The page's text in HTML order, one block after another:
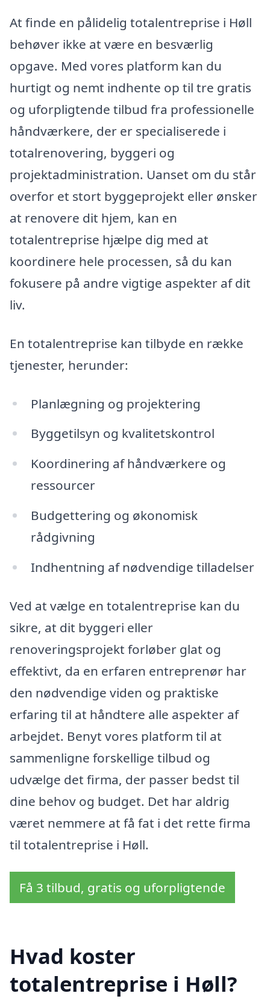
At finde en pålidelig totalentreprise i Høll
behøver ikke at være en besværlig
opgave. Med vores platform kan du
hurtigt og nemt indhente op til tre gratis
og uforpligtende tilbud fra professionelle
håndværkere, der er specialiserede i
totalrenovering, byggeri og
projektadministration. Uanset om du står
overfor et stort byggeprojekt eller ønsker
at renovere dit hjem, kan en
totalentreprise hjælpe dig med at
koordinere hele processen, så du kan
fokusere på andre vigtige aspekter af dit
liv.
En totalentreprise kan tilbyde en række
tjenester, herunder:
Planlægning og projektering
Byggetilsyn og kvalitetskontrol
Koordinering af håndværkere og
ressourcer
Budgettering og økonomisk
rådgivning
Indhentning af nødvendige tilladelser
Ved at vælge en totalentreprise kan du
sikre, at dit byggeri eller
renoveringsprojekt forløber glat og
effektivt, da en erfaren entreprenør har
den nødvendige viden og praktiske
erfaring til at håndtere alle aspekter af
arbejdet. Benyt vores platform til at
sammenligne forskellige tilbud og
udvælge det firma, der passer bedst til
dine behov og budget. Det har aldrig
været nemmere at få fat i det rette firma
til totalentreprise i Høll.
Få 3 tilbud, gratis og uforpligtende
Hvad koster
totalentreprise i Høll?